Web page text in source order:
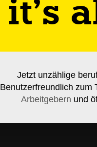
it’s
Jetzt unzählige
Benutzerfreundlich zum
Arbeitgebern und